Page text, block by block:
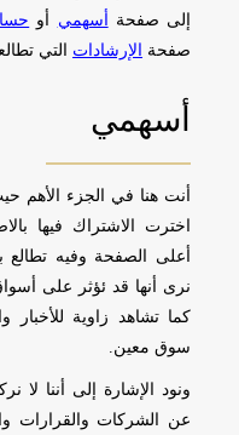
إلى صفحة
أسهمي أو
صفحة
الإرشادات التي
أسهمي
أنت هنا في الجزء الأهم
اخترت الاشتراك فيها
أعلى الصفحة وفيه تطالع
نرى أنها قد ئؤثر على
كما تشاهد زاوية للأخبار
سوق معين.
ونود الإشارة إلى أننا لا
عن الشركات والقرارات